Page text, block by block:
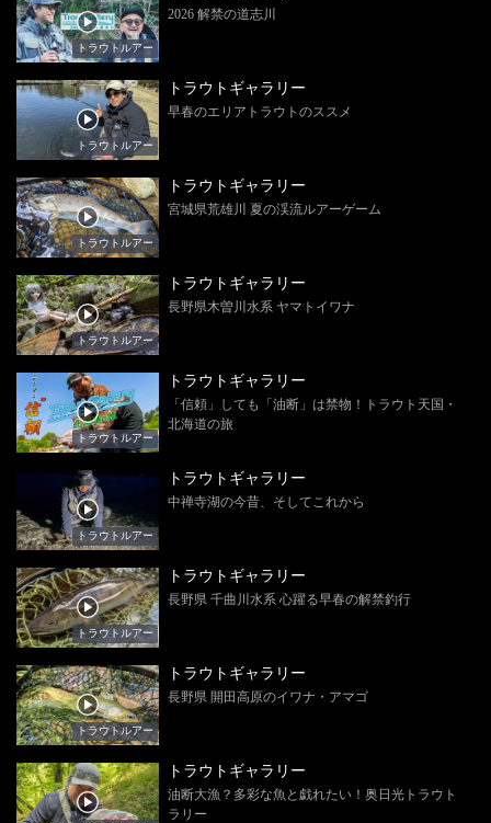
トラウトルアー
2026 解禁の道志川
トラウトルアー
トラウトギャラリー
早春のエリアトラウトのススメ
トラウトルアー
トラウトギャラリー
宮城県荒雄川 夏の渓流ルアーゲーム
トラウトルアー
トラウトギャラリー
長野県木曽川水系 ヤマトイワナ
トラウトルアー
トラウトギャラリー
「信頼」しても「油断」は禁物！トラウト天国・
北海道の旅
トラウトルアー
トラウトギャラリー
中禅寺湖の今昔、そしてこれから
トラウトルアー
トラウトギャラリー
長野県 千曲川水系 心躍る早春の解禁釣行
トラウトルアー
トラウトギャラリー
長野県 開田高原のイワナ・アマゴ
トラウトギャラリー
油断大漁？多彩な魚と戯れたい！奥日光トラウト
ラリー